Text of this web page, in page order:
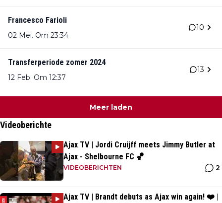
Francesco Farioli
02 Mei. Om 23:34
10
Transferperiode zomer 2024
12 Feb. Om 12:37
13
Meer laden
Videoberichte
Ajax TV | Jordi Cruijff meets Jimmy Butler at
Ajax - Shelbourne FC 🏀
VIDEOBERICHTEN 2
Ajax TV | Brandt debuts as Ajax win again! ❤️ |